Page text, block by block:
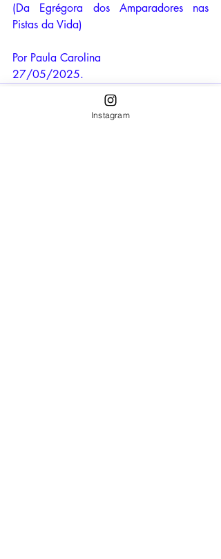
(Da Egrégora dos Amparadores nas
Pistas da Vida)
Por Paula Carolina
27/05/2025.
Instagram